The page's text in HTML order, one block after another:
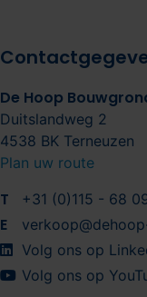
De Hoop
Duitslandweg 2
4538 BK Terneuzen
Plan uw route
T +31 (0)115 - 68
E
Volg ons op
Volg ons op